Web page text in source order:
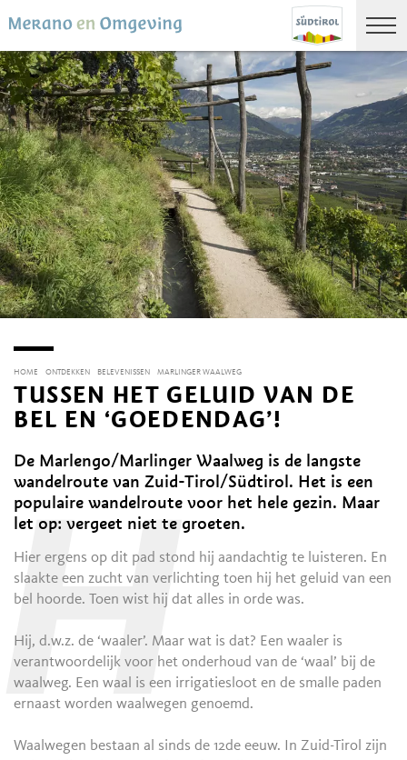
HOME ONTDEKKEN BELEVENISSEN MARLINGER WAALWEG
TUSSEN HET GELUID VAN DE
BEL EN ‘GOEDENDAG’!
De Marlengo/Marlinger Waalweg is de langste
wandelroute van Zuid-Tirol/Südtirol. Het is een
populaire wandelroute voor het hele gezin. Maar
let op: vergeet niet te groeten.
Hier ergens op dit pad stond hij aandachtig te luisteren. En
slaakte een zucht van verlichting toen hij het geluid van een
bel hoorde. Toen wist hij dat alles in orde was.
Hij, d.w.z. de ‘waaler’. Maar wat is dat? Een waaler is
verantwoordelijk voor het onderhoud van de ‘waal’ bij de
waalweg. Een waal is een irrigatiesloot en de smalle paden
ernaast worden waalwegen genoemd.
Waalwegen bestaan al sinds de 12de eeuw. In Zuid-Tirol zijn